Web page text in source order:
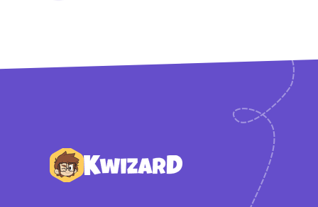
Podnožje